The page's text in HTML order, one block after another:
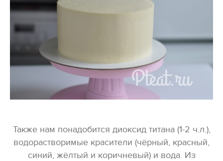
Также нам понадобится диоксид титана (1-2 ч.л.),
водорастворимые красители (чёрный, красный,
синий, жёлтый и коричневый) и вода. Из